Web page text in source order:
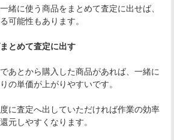
緒に使う商品をまとめて査定に出せば、
可能性もあります。
とめて査定に出す
あとから購入した商品があれば、一緒に
の単価が上がりやすいです。
に査定へ出していただければ作業の効率
元しやすくなります。